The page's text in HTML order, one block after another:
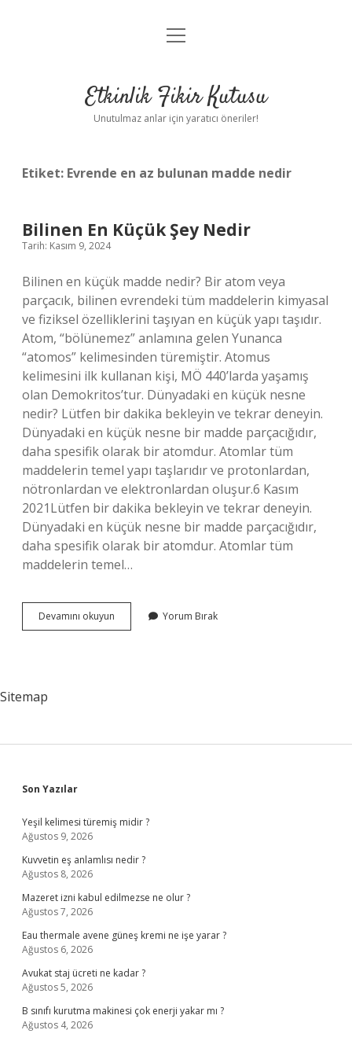
Anasayfa
Yasal Uyarı
menüyü
Etkinlik Fikir Kutusu
Unutulmaz anlar için yaratıcı öneriler!
Etiket: Evrende en az bulunan madde nedir
Bilinen En Küçük Şey Nedir
Tarih: Kasım 9, 2024
Bilinen en küçük madde nedir? Bir atom veya
parçacık, bilinen evrendeki tüm maddelerin kimyasal
ve fiziksel özelliklerini taşıyan en küçük yapı taşıdır.
Atom, “bölünemez” anlamına gelen Yunanca
“atomos” kelimesinden türemiştir. Atomus
kelimesini ilk kullanan kişi, MÖ 440’larda yaşamış
olan Demokritos’tur. Dünyadaki en küçük nesne
nedir? Lütfen bir dakika bekleyin ve tekrar deneyin.
Dünyadaki en küçük nesne bir madde parçacığıdır,
daha spesifik olarak bir atomdur. Atomlar tüm
maddelerin temel yapı taşlarıdır ve protonlardan,
nötronlardan ve elektronlardan oluşur.6 Kasım
2021Lütfen bir dakika bekleyin ve tekrar deneyin.
Dünyadaki en küçük nesne bir madde parçacığıdır,
daha spesifik olarak bir atomdur. Atomlar tüm
maddelerin temel…
Devamını okuyun
En
Yorum Bırak
Sitemap
Sidebar
Son Yazılar
Yeşil kelimesi türemiş midir ?
Ağustos 9, 2026
Kuvvetin eş anlamlısı nedir ?
Ağustos 8, 2026
Mazeret izni kabul edilmezse ne olur ?
Ağustos 7, 2026
Eau thermale avene güneş kremi ne işe yarar ?
Ağustos 6, 2026
Avukat staj ücreti ne kadar ?
Ağustos 5, 2026
B sınıfı kurutma makinesi çok enerji yakar mı ?
Ağustos 4, 2026